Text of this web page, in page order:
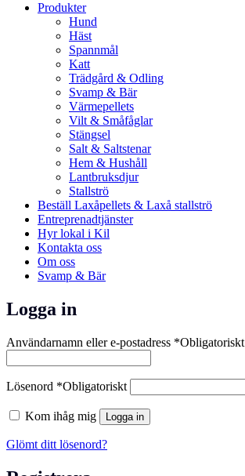
Produkter
Hund
Häst
Spannmål
Katt
Trädgård & Odling
Svamp & Bär
Värmepellets
Vilt & Småfåglar
Stängsel
Salt & Saltstenar
Hem & Hushåll
Lantbruksdjur
Stallströ
Beställ Laxåpellets & Laxå stallströ
Entreprenadtjänster
Hyr lokal i Kil
Kontakta oss
Om oss
Svamp & Bär
Logga in
Användarnamn eller e-postadress *Obligatoriskt
Lösenord *Obligatoriskt
Kom ihåg mig Logga in
Glömt ditt lösenord?